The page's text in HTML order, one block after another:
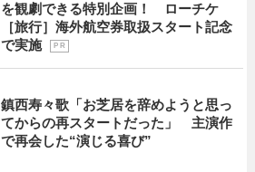
を観劇できる特別企画！ ローチケ
［旅行］海外航空券取扱スタート記念
で実施
P R
鎮西寿々歌「お芝居を辞めようと思っ
てからの再スタートだった」 主演作
で再会した“演じる喜び”